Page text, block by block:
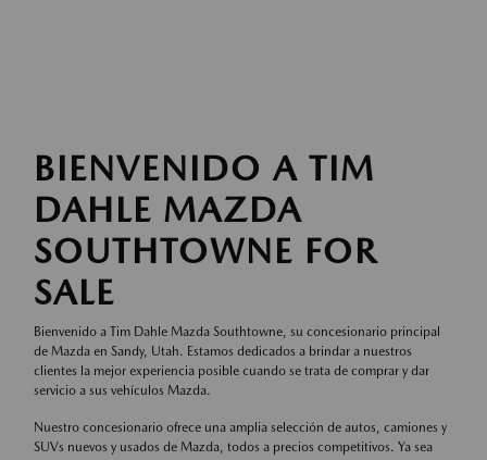
BIENVENIDO A TIM
DAHLE MAZDA
SOUTHTOWNE FOR
SALE
Bienvenido a Tim Dahle Mazda Southtowne, su concesionario principal
de Mazda en Sandy, Utah. Estamos dedicados a brindar a nuestros
clientes la mejor experiencia posible cuando se trata de comprar y dar
servicio a sus vehículos Mazda.
Nuestro concesionario ofrece una amplia selección de autos, camiones y
SUVs nuevos y usados de Mazda, todos a precios competitivos. Ya sea